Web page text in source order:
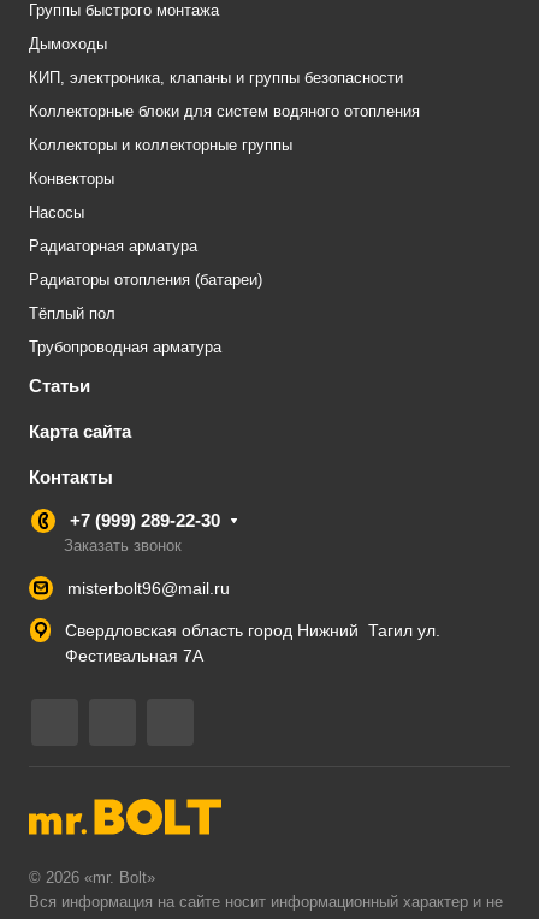
Группы быстрого монтажа
Дымоходы
КИП, электроника, клапаны и группы безопасности
Коллекторные блоки для систем водяного отопления
Коллекторы и коллекторные группы
Конвекторы
Насосы
Радиаторная арматура
Радиаторы отопления (батареи)
Тёплый пол
Трубопроводная арматура
Статьи
Карта сайта
Контакты
+7 (999) 289-22-30
Заказать звонок
misterbolt96@mail.ru
Свердловская область город Нижний Тагил ул.
Фестивальная 7А
© 2026 «mr. Bolt»
Вся информация на сайте носит информационный характер и не